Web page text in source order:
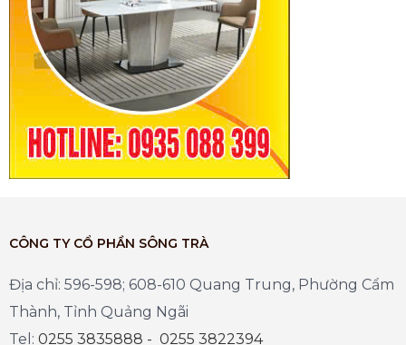
CÔNG TY CỔ PHẦN SÔNG TRÀ
Địa chỉ: 596-598; 608-610 Quang Trung, Phường Cẩm
Thành, Tỉnh Quảng Ngãi
Tel: 0255 3835888 - 0255 3822394